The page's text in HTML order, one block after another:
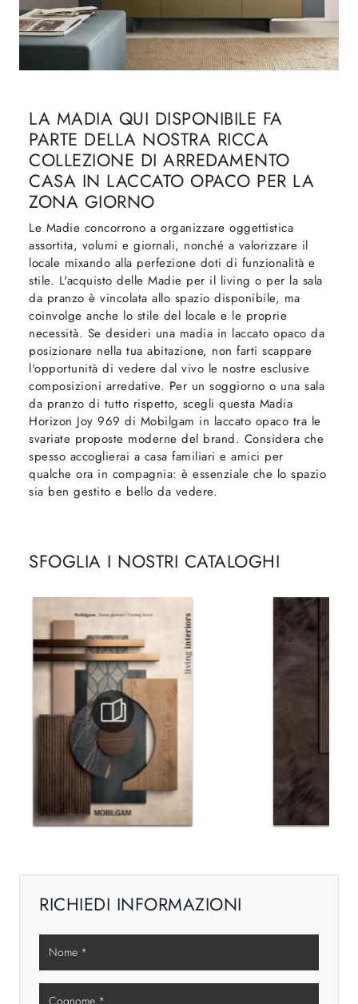
LA MADIA QUI DISPONIBILE FA
PARTE DELLA NOSTRA RICCA
COLLEZIONE DI ARREDAMENTO
CASA IN LACCATO OPACO PER LA
ZONA GIORNO
Le Madie concorrono a organizzare oggettistica
assortita, volumi e giornali, nonché a valorizzare il
locale mixando alla perfezione doti di funzionalità e
stile. L'acquisto delle Madie per il living o per la sala
da pranzo è vincolata allo spazio disponibile, ma
coinvolge anche lo stile del locale e le proprie
necessità. Se desideri una madia in laccato opaco da
posizionare nella tua abitazione, non farti scappare
l'opportunità di vedere dal vivo le nostre esclusive
composizioni arredative. Per un soggiorno o una sala
da pranzo di tutto rispetto, scegli questa Madia
Horizon Joy 969 di Mobilgam in laccato opaco tra le
svariate proposte moderne del brand. Considera che
spesso accoglierai a casa familiari e amici per
qualche ora in compagnia: è essenziale che lo spazio
sia ben gestito e bello da vedere.
SFOGLIA I NOSTRI CATALOGHI
RICHIEDI INFORMAZIONI